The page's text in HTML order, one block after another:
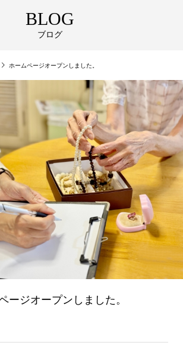
BLOG
ブログ
ホームページオープンしました。
ージオープンしました。